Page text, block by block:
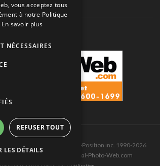
réservés © Les Éditions Pole-Position inc. 1990-2026
produit et hébergé par Montréal-Photo-Web.com
vous acceptez tous
à notre Politique
En savoir plus
NÉCESSAIRES
REFUSER TOUT
LES DÉTAILS